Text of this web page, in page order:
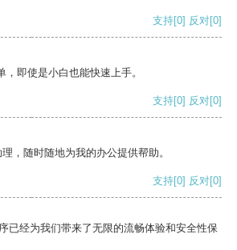
支持[0] 反对[0]
即使是小白也能快速上手。
支持[0] 反对[0]
，随时随地为我的办公提供帮助。
支持[0] 反对[0]
已经为我们带来了无限的流畅体验和安全性保